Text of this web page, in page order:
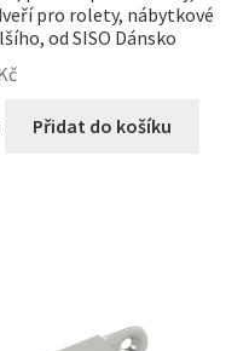
pro rolety, nábytkové
od SISO Dánsko
Přidat do košíku